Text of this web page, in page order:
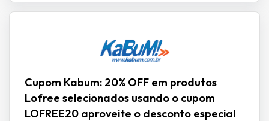
Cupom Kabum: 20% OFF em produtos
Lofree selecionados usando o cupom
LOFREE20 aproveite o desconto especial